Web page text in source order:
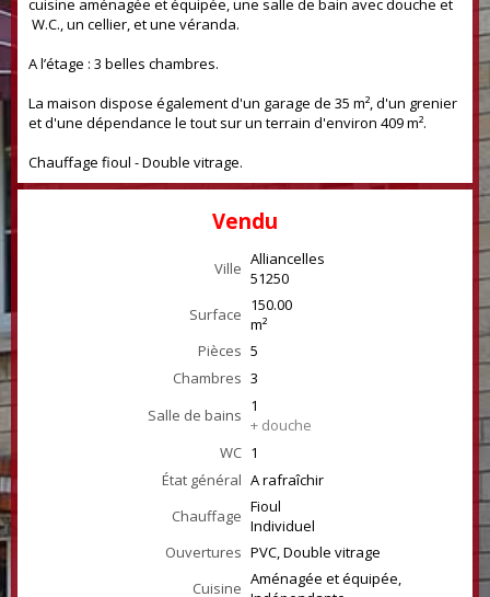
cuisine aménagée et équipée, une salle de bain avec douche et
W.C., un cellier, et une véranda.
A l’étage : 3 belles chambres.
La maison dispose également d'un garage de 35 m², d'un grenier
et d'une dépendance le tout sur un terrain d'environ 409 m².
Chauffage fioul - Double vitrage.
Vendu
Ville Alliancelles
51250
Surface 150.00
m²
Pièces 5
Chambres 3
Salle de bains 1
+ douche
WC 1
État général A rafraîchir
Chauffage Fioul
Individuel
Ouvertures PVC, Double vitrage
Cuisine Aménagée et équipée,